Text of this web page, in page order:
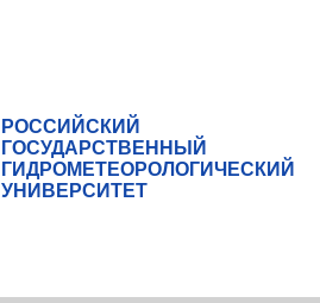
РОССИЙСКИЙ
ГОСУДАРСТВЕННЫЙ
ГИДРОМЕТЕОРОЛОГИЧЕСКИЙ
УНИВЕРСИТЕТ